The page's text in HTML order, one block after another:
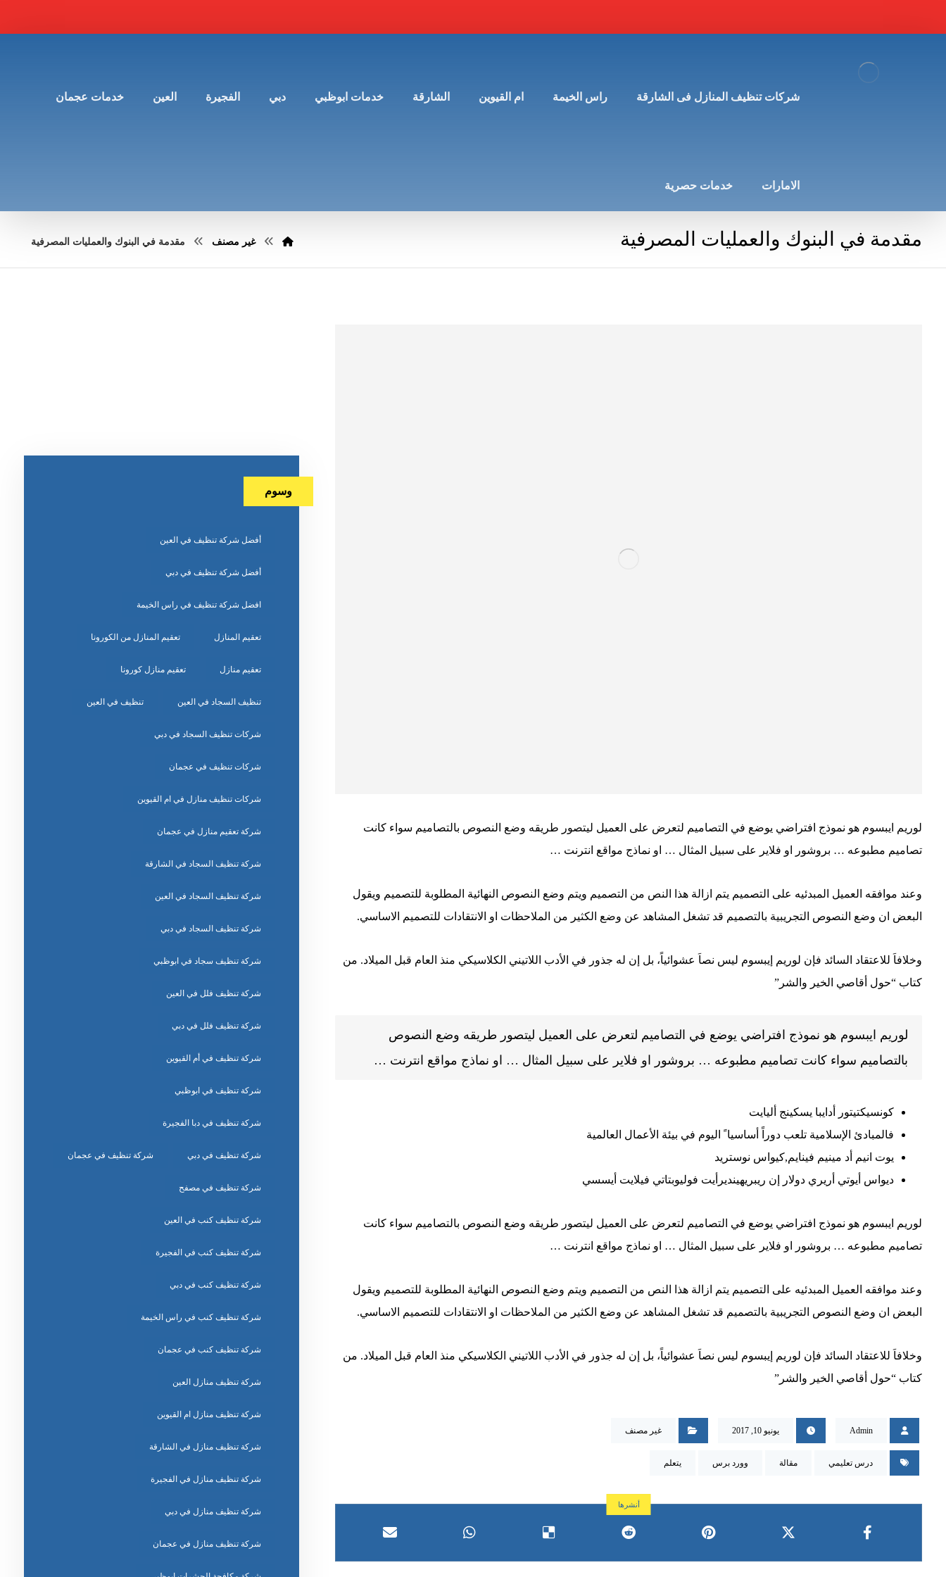
شركات تنظيف المنازل فى الشارقة راس الخيمة ام القيوين الشارقة خدمات ابوظبي دبي الفجيرة العين خدمات عجمان
الامارات خدمات حصرية
مقدمة في البنوك والعمليات المصرفية غير مصنف مقدمة في البنوك والعمليات المصرفية
لوريم ايبسوم هو نموذج افتراضي يوضع في التصاميم لتعرض على العميل ليتصور طريقه وضع النصوص بالتصاميم سواء كانت
تصاميم مطبوعه … بروشور او فلاير على سبيل المثال … او نماذج مواقع انترنت …
وعند موافقه العميل المبدئيه على التصميم يتم ازالة هذا النص من التصميم ويتم وضع النصوص النهائية المطلوبة للتصميم ويقول
البعض ان وضع النصوص التجريبية بالتصميم قد تشغل المشاهد عن وضع الكثير من الملاحظات او الانتقادات للتصميم الاساسي.
وخلافاَ للاعتقاد السائد فإن لوريم إيبسوم ليس نصاَ عشوائياً، بل إن له جذور في الأدب اللاتيني الكلاسيكي منذ العام قبل الميلاد. من
كتاب “حول أقاصي الخير والشر”
لوريم ايبسوم هو نموذج افتراضي يوضع في التصاميم لتعرض على العميل ليتصور طريقه وضع النصوص
بالتصاميم سواء كانت تصاميم مطبوعه … بروشور او فلاير على سبيل المثال … او نماذج مواقع انترنت …
كونسيكتيتور أدايبا يسكينج أليايت
فالمبادئ الإسلامية تلعب دوراً أساسيا ً اليوم في بيئة الأعمال العالمية
يوت انيم أد مينيم فينايم,كيواس نوستريد
ديواس أيوتي أريري دولار إن ريبريهينديرأيت فوليوبتاتي فيلايت أيسسي
لوريم ايبسوم هو نموذج افتراضي يوضع في التصاميم لتعرض على العميل ليتصور طريقه وضع النصوص بالتصاميم سواء كانت
تصاميم مطبوعه … بروشور او فلاير على سبيل المثال … او نماذج مواقع انترنت …
وعند موافقه العميل المبدئيه على التصميم يتم ازالة هذا النص من التصميم ويتم وضع النصوص النهائية المطلوبة للتصميم ويقول
البعض ان وضع النصوص التجريبية بالتصميم قد تشغل المشاهد عن وضع الكثير من الملاحظات او الانتقادات للتصميم الاساسي.
وخلافاَ للاعتقاد السائد فإن لوريم إيبسوم ليس نصاَ عشوائياً، بل إن له جذور في الأدب اللاتيني الكلاسيكي منذ العام قبل الميلاد. من
كتاب “حول أقاصي الخير والشر”
Admin يونيو 10, 2017 غير مصنف
درس تعليمي مقالة وورد برس يتعلم
وسوم
أفضل شركة تنظيف في العين
أفضل شركة تنظيف في دبي
افضل شركة تنظيف في راس الخيمة
تعقيم المنازل تعقيم المنازل من الكورونا
تعقيم منازل تعقيم منازل كورونا
تنظيف السجاد في العين تنظيف في العين
شركات تنظيف السجاد في دبي
شركات تنظيف في عجمان
شركات تنظيف منازل في ام القيوين
شركة تعقيم منازل في عجمان
شركة تنظيف السجاد في الشارقة
شركة تنظيف السجاد في العين
شركة تنظيف السجاد في دبي
شركة تنظيف سجاد في ابوظبي
شركة تنظيف فلل في العين
شركة تنظيف فلل في دبي
شركة تنظيف في أم القيوين
شركة تنظيف في ابوظبي
شركة تنظيف في دبا الفجيرة
شركة تنظيف في دبي شركة تنظيف في عجمان
شركة تنظيف في مصفح
شركة تنظيف كنب في العين
شركة تنظيف كنب في الفجيرة
شركة تنظيف كنب في دبي
شركة تنظيف كنب في راس الخيمة
شركة تنظيف كنب في عجمان
شركة تنظيف منازل العين
شركة تنظيف منازل ام القيوين
شركة تنظيف منازل في الشارقة
شركة تنظيف منازل في الفجيرة
شركة تنظيف منازل في دبي
شركة تنظيف منازل في عجمان